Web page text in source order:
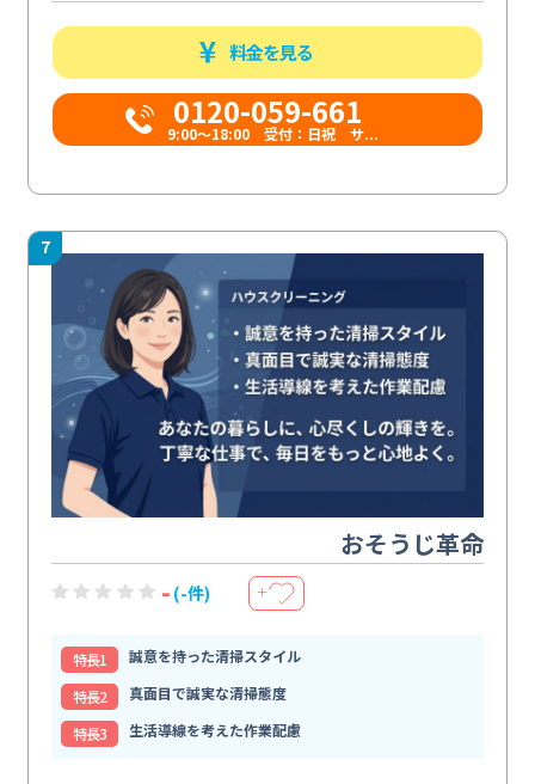
料金を見る
0120-059-661
9:00〜18:00 受付：日祝 サ...
7
おそうじ革命
- (-件) ＋
特⻑1
誠意を持った清掃スタイル
特⻑2
真面目で誠実な清掃態度
特⻑3
生活導線を考えた作業配慮